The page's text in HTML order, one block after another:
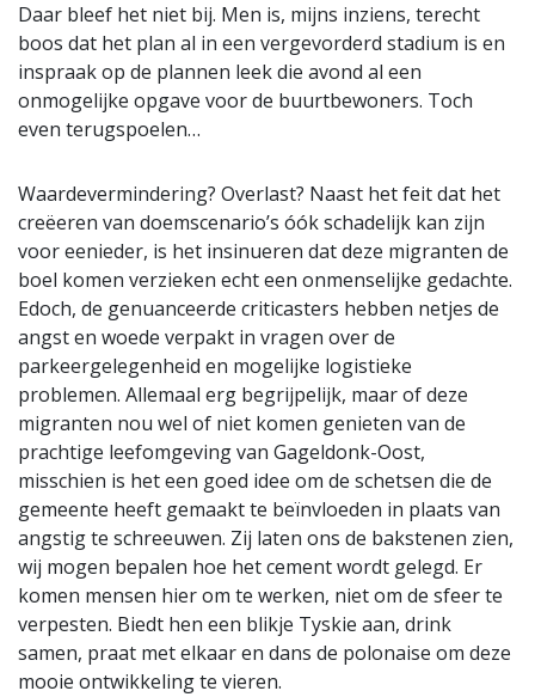
Daar bleef het niet bij. Men is, mijns inziens, terecht
boos dat het plan al in een vergevorderd stadium is en
inspraak op de plannen leek die avond al een
onmogelijke opgave voor de buurtbewoners. Toch
even terugspoelen…
Waardevermindering? Overlast? Naast het feit dat het
creëeren van doemscenario’s óók schadelijk kan zijn
voor eenieder, is het insinueren dat deze migranten de
boel komen verzieken echt een onmenselijke gedachte.
Edoch, de genuanceerde criticasters hebben netjes de
angst en woede verpakt in vragen over de
parkeergelegenheid en mogelijke logistieke
problemen. Allemaal erg begrijpelijk, maar of deze
migranten nou wel of niet komen genieten van de
prachtige leefomgeving van Gageldonk-Oost,
misschien is het een goed idee om de schetsen die de
gemeente heeft gemaakt te beïnvloeden in plaats van
angstig te schreeuwen. Zij laten ons de bakstenen zien,
wij mogen bepalen hoe het cement wordt gelegd. Er
komen mensen hier om te werken, niet om de sfeer te
verpesten. Biedt hen een blikje Tyskie aan, drink
samen, praat met elkaar en dans de polonaise om deze
mooie ontwikkeling te vieren.